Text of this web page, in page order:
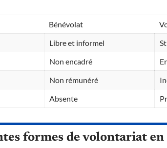
Bénévolat
Libre et informel
Non encadré
Non rémunéré
Absente
formes de volontariat en